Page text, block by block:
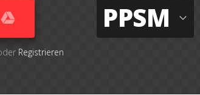
Registrieren
PPSM